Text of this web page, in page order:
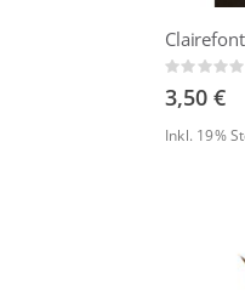
Rating:
0%
3,50 €
Inkl. 19%